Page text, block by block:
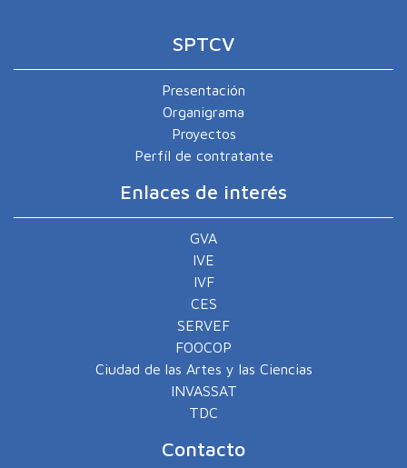
SPTCV
Presentación
Organigrama
Proyectos
Perfíl de contratante
Enlaces de interés
GVA
IVE
IVF
CES
SERVEF
FOOCOP
Ciudad de las Artes y las Ciencias
INVASSAT
TDC
Contacto